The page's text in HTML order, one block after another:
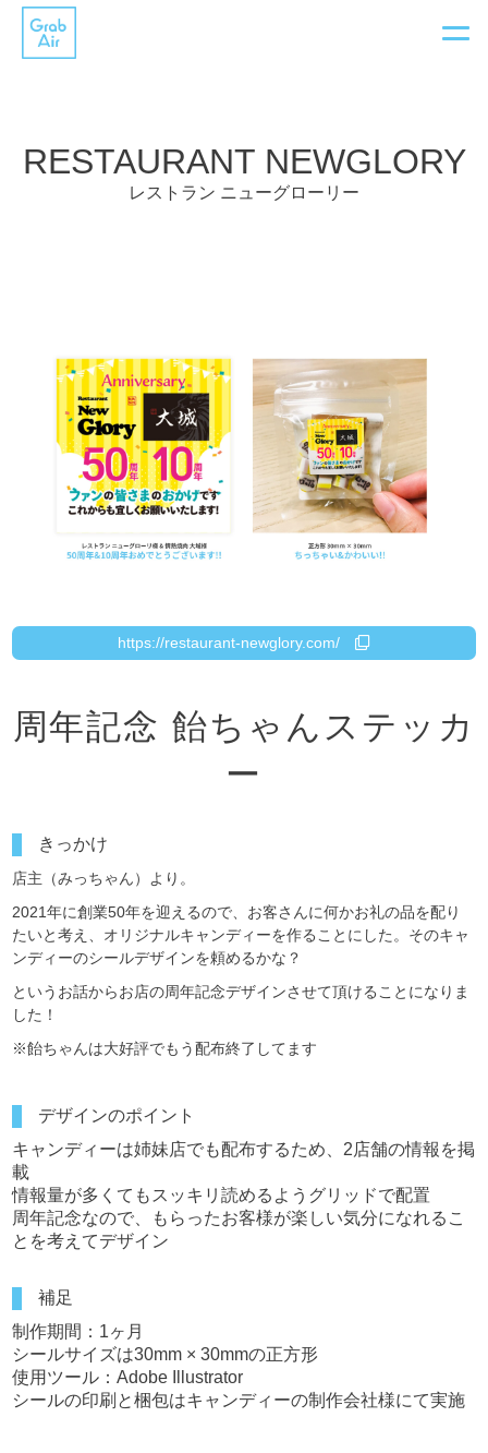
ー
GrabAir
RESTAURANT NEWGLORY
レストラン ニューグローリー
https://restaurant-newglory.com/
周年記念 飴ちゃんステッカ
ー
きっかけ
店主（みっちゃん）より。
2021年に創業50年を迎えるので、お客さんに何かお礼の品を配り
たいと考え、オリジナルキャンディーを作ることにした。そのキャ
ンディーのシールデザインを頼めるかな？
というお話からお店の周年記念デザインさせて頂けることになりま
した！
※飴ちゃんは大好評でもう配布終了してます
デザインのポイント
キャンディーは姉妹店でも配布するため、2店舗の情報を掲
載
情報量が多くてもスッキリ読めるようグリッドで配置
周年記念なので、もらったお客様が楽しい気分になれるこ
とを考えてデザイン
補足
制作期間：1ヶ月
シールサイズは30mm × 30mmの正方形
使用ツール：Adobe Illustrator
シールの印刷と梱包はキャンディーの制作会社様にて実施